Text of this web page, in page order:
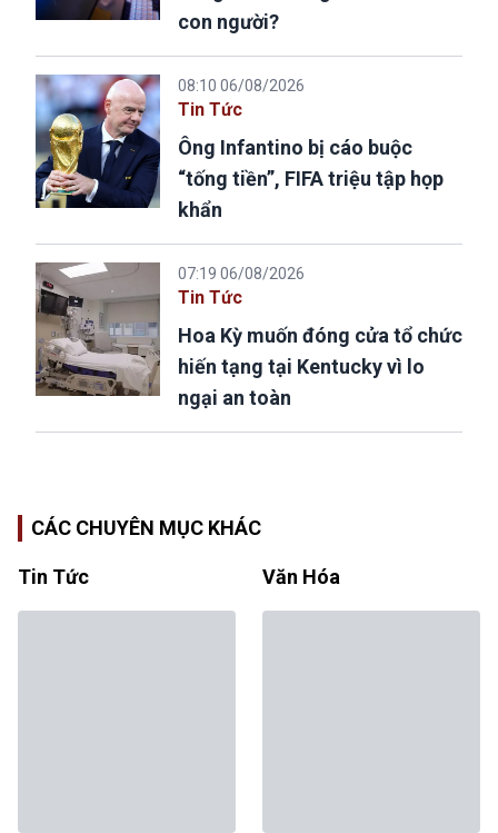
con người?
08:10 06/08/2026
Tin Tức
Ông Infantino bị cáo buộc
“tống tiền”, FIFA triệu tập họp
khẩn
07:19 06/08/2026
Tin Tức
Hoa Kỳ muốn đóng cửa tổ chức
hiến tạng tại Kentucky vì lo
ngại an toàn
CÁC CHUYÊN MỤC KHÁC
Tin Tức Văn Hóa